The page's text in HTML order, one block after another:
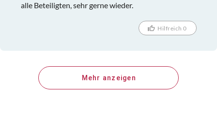
alle Beteiligten, sehr gerne wieder.
Hilfreich 0
Mehr anzeigen